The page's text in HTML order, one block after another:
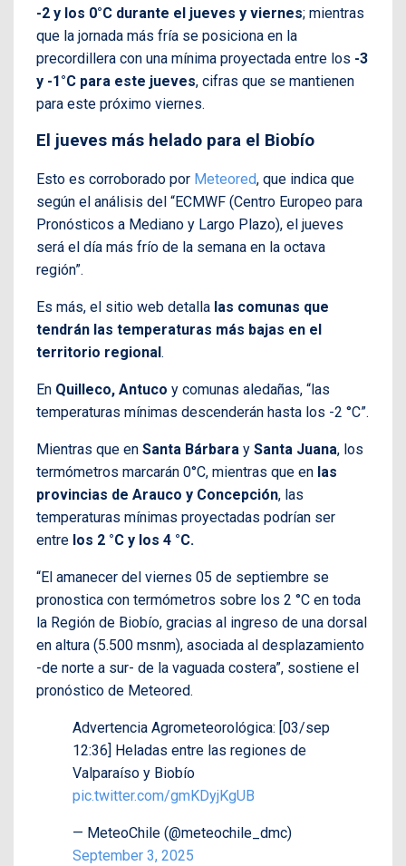
-2 y los 0°C durante el jueves y viernes; mientras
que la jornada más fría se posiciona en la
precordillera con una mínima proyectada entre los -3
y -1°C para este jueves, cifras que se mantienen
para este próximo viernes.
El jueves más helado para el Biobío
Esto es corroborado por Meteored, que indica que
según el análisis del “ECMWF (Centro Europeo para
Pronósticos a Mediano y Largo Plazo), el jueves
será el día más frío de la semana en la octava
región”.
Es más, el sitio web detalla las comunas que
tendrán las temperaturas más bajas en el
territorio regional.
En Quilleco, Antuco y comunas aledañas, “las
temperaturas mínimas descenderán hasta los -2 °C”.
Mientras que en Santa Bárbara y Santa Juana, los
termómetros marcarán 0°C, mientras que en las
provincias de Arauco y Concepción, las
temperaturas mínimas proyectadas podrían ser
entre los 2 °C y los 4 °C.
“El amanecer del viernes 05 de septiembre se
pronostica con termómetros sobre los 2 °C en toda
la Región de Biobío, gracias al ingreso de una dorsal
en altura (5.500 msnm), asociada al desplazamiento
-de norte a sur- de la vaguada costera”, sostiene el
pronóstico de Meteored.
Advertencia Agrometeorológica: [03/sep
12:36] Heladas entre las regiones de
Valparaíso y Biobío
pic.twitter.com/gmKDyjKgUB
— MeteoChile (@meteochile_dmc)
September 3, 2025